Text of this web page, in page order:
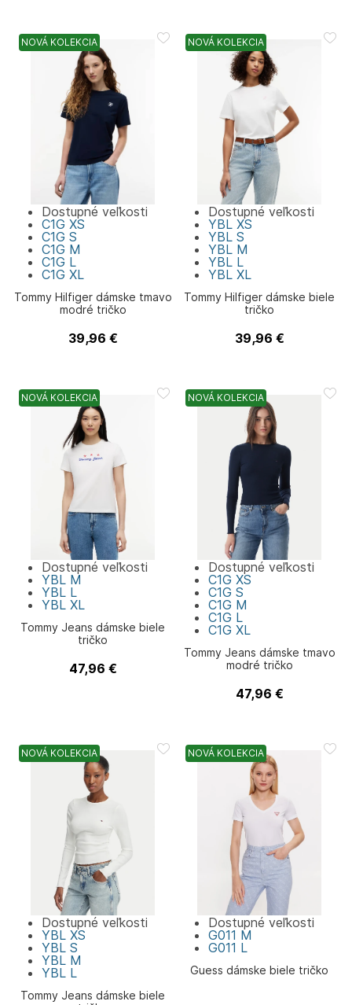
NOVÁ KOLEKCIA
Tommy Hilfiger dámske tmavo
modré tričko
Tommy Hilfiger
39,96 €
Dostupné veľkosti
C1G XS
C1G S
C1G M
C1G L
C1G XL
NOVÁ KOLEKCIA
Tommy Hilfiger dámske biele
tričko
Tommy Hilfiger
39,96 €
Dostupné veľkosti
YBL XS
YBL S
YBL M
YBL L
YBL XL
NOVÁ KOLEKCIA
Tommy Jeans dámske biele
tričko
Tommy Jeans
47,96 €
Dostupné veľkosti
YBL M
YBL L
YBL XL
NOVÁ KOLEKCIA
Tommy Jeans dámske tmavo
modré tričko
Tommy Jeans
47,96 €
Dostupné veľkosti
C1G XS
C1G S
C1G M
C1G L
C1G XL
NOVÁ KOLEKCIA
Tommy Jeans dámske biele
Dostupné veľkosti
YBL XS
YBL S
YBL M
YBL L
NOVÁ KOLEKCIA
Guess dámske biele tričko
Dostupné veľkosti
G011 M
G011 L